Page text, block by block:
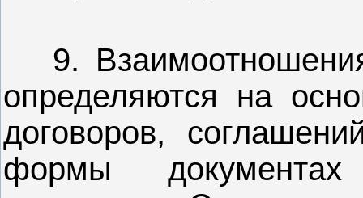
9.
определяются на
договоров,
формы